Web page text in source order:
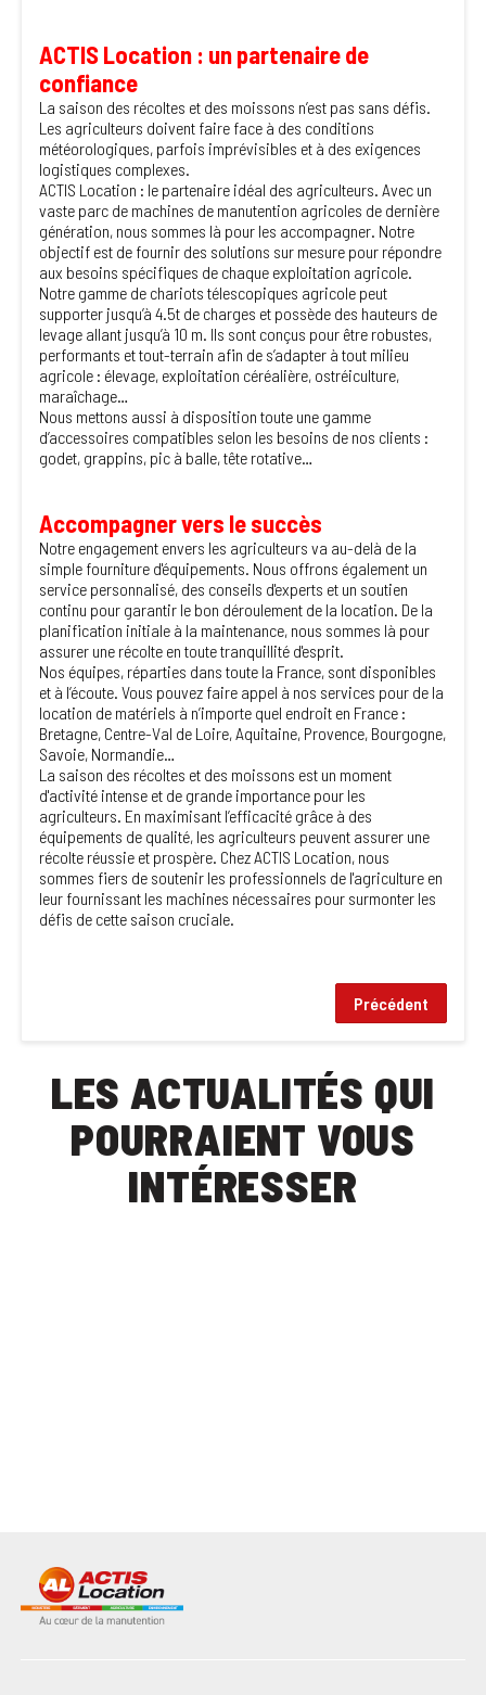
ACTIS Location : un partenaire de
confiance
La saison des récoltes et des moissons n’est pas sans défis.
Les agriculteurs doivent faire face à des conditions
météorologiques, parfois imprévisibles et à des exigences
logistiques complexes.
ACTIS Location : le partenaire idéal des agriculteurs. Avec un
vaste parc de machines de manutention agricoles de dernière
génération, nous sommes là pour les accompagner. Notre
objectif est de fournir des solutions sur mesure pour répondre
aux besoins spécifiques de chaque exploitation agricole.
Notre gamme de chariots télescopiques agricole peut
supporter jusqu’à 4.5t de charges et possède des hauteurs de
levage allant jusqu’à 10 m. Ils sont conçus pour être robustes,
performants et tout-terrain afin de s’adapter à tout milieu
agricole : élevage, exploitation céréalière, ostréiculture,
maraîchage…
Nous mettons aussi à disposition toute une gamme
d’accessoires compatibles selon les besoins de nos clients :
godet, grappins, pic à balle, tête rotative…
Accompagner vers le succès
Notre engagement envers les agriculteurs va au-delà de la
simple fourniture d'équipements. Nous offrons également un
service personnalisé, des conseils d'experts et un soutien
continu pour garantir le bon déroulement de la location. De la
planification initiale à la maintenance, nous sommes là pour
assurer une récolte en toute tranquillité d'esprit.
Nos équipes, réparties dans toute la France, sont disponibles
et à l’écoute. Vous pouvez faire appel à nos services pour de la
location de matériels à n’importe quel endroit en France :
Bretagne, Centre-Val de Loire, Aquitaine, Provence, Bourgogne,
Savoie, Normandie…
La saison des récoltes et des moissons est un moment
d'activité intense et de grande importance pour les
agriculteurs. En maximisant l’efficacité grâce à des
équipements de qualité, les agriculteurs peuvent assurer une
récolte réussie et prospère. Chez ACTIS Location, nous
sommes fiers de soutenir les professionnels de l'agriculture en
leur fournissant les machines nécessaires pour surmonter les
défis de cette saison cruciale.
Précédent
LES ACTUALITÉS QUI
POURRAIENT VOUS
INTÉRESSER